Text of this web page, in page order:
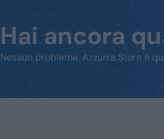
Hai ancora
Nessun problema, Azzurra Store è